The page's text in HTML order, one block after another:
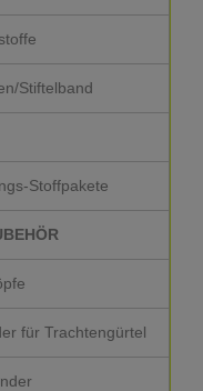
Stiftelband
Stoffpakete
für Trachtengürtel